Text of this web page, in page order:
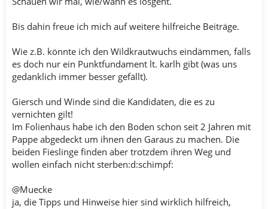
Bis dahin freue ich mich auf weitere hilfreiche Beiträge.
Wie z.B. könnte ich den Wildkrautwuchs eindämmen, falls
es doch nur ein Punktfundament lt. karlh gibt (was uns
gedanklich immer besser gefällt).
Giersch und Winde sind die Kandidaten, die es zu
vernichten gilt!
Im Folienhaus habe ich den Boden schon seit 2 Jahren mit
Pappe abgedeckt um ihnen den Garaus zu machen. Die
beiden Fieslinge finden aber trotzdem ihren Weg und
wollen einfach nicht sterben:d:schimpf:
@Muecke
ja, die Tipps und Hinweise hier sind wirklich hilfreich,